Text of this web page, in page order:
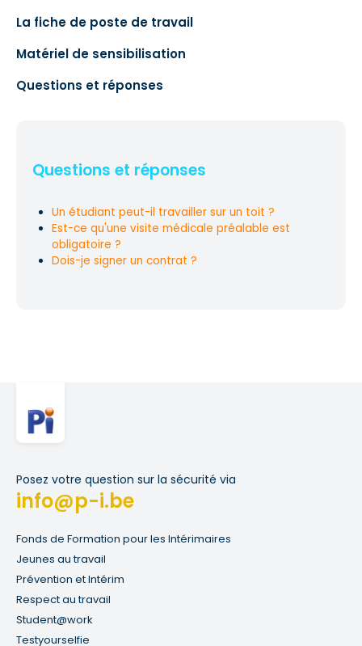
La fiche de poste de travail
Matériel de sensibilisation
Questions et réponses
Questions et réponses
Un étudiant peut-il travailler sur un toit ?
Est-ce qu'une visite médicale préalable est
obligatoire ?
Dois-je signer un contrat ?
Posez votre question sur la sécurité via
info@p-i.be
Fonds de Formation pour les Intérimaires
Jeunes au travail
Prévention et Intérim
Respect au travail
Student@work
Testyourselfie